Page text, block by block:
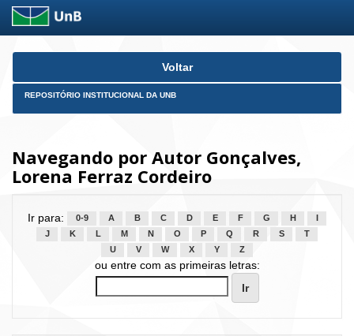
Skip
Voltar
REPOSITÓRIO INSTITUCIONAL DA UNB
Navegando por Autor Gonçalves,
Lorena Ferraz Cordeiro
Ir para: 0-9 A B C D E F G H
J
K L M N O P Q R S
T
U
V W X Y Z
ou entre com as primeiras letras: